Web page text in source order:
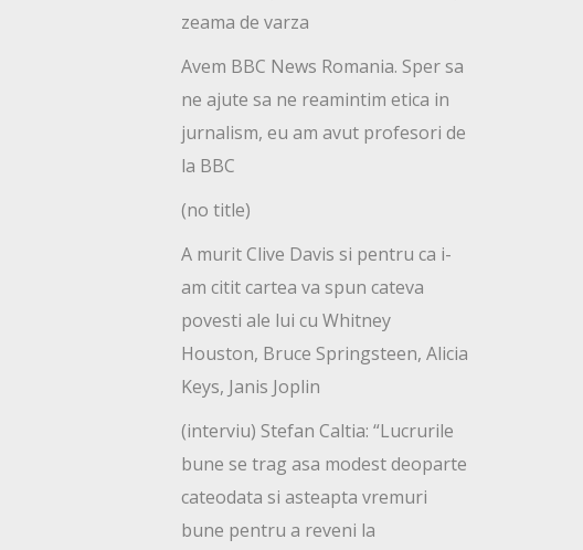
zeama de varza
Avem BBC News Romania. Sper sa
ne ajute sa ne reamintim etica in
jurnalism, eu am avut profesori de
la BBC
(no title)
A murit Clive Davis si pentru ca i-
am citit cartea va spun cateva
povesti ale lui cu Whitney
Houston, Bruce Springsteen, Alicia
Keys, Janis Joplin
(interviu) Stefan Caltia: “Lucrurile
bune se trag asa modest deoparte
cateodata si asteapta vremuri
bune pentru a reveni la